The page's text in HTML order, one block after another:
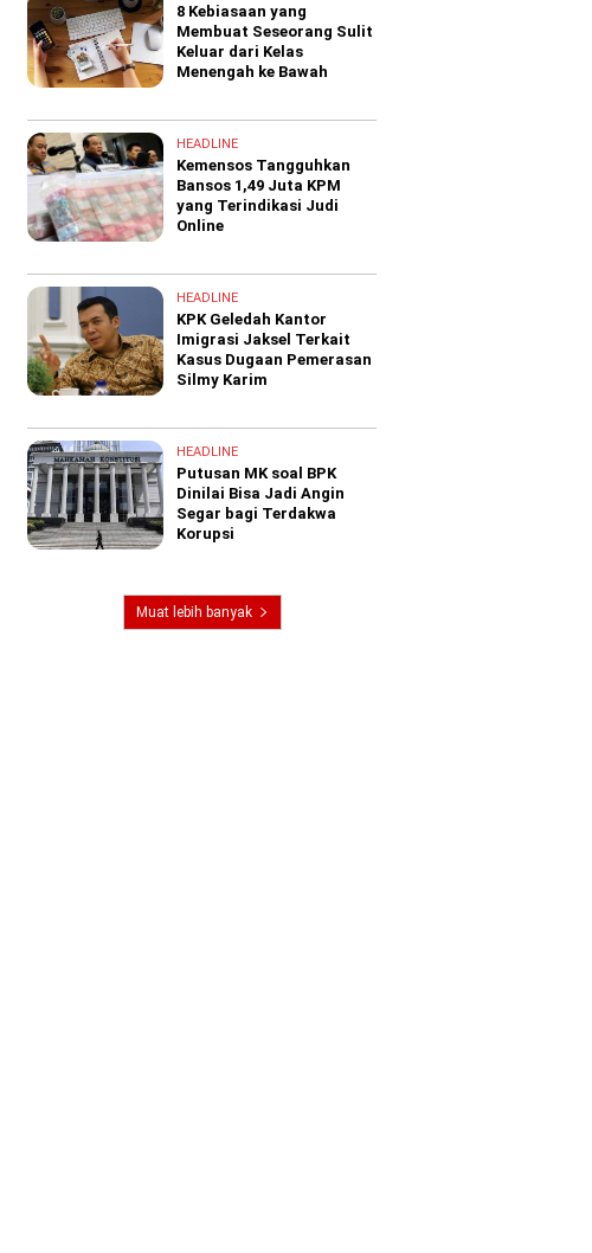
8 Kebiasaan yang
Membuat Seseorang Sulit
Keluar dari Kelas
Menengah ke Bawah
HEADLINE
Kemensos Tangguhkan
Bansos 1,49 Juta KPM
yang Terindikasi Judi
Online
HEADLINE
KPK Geledah Kantor
Imigrasi Jaksel Terkait
Kasus Dugaan Pemerasan
Silmy Karim
HEADLINE
Putusan MK soal BPK
Dinilai Bisa Jadi Angin
Segar bagi Terdakwa
Korupsi
Muat lebih banyak